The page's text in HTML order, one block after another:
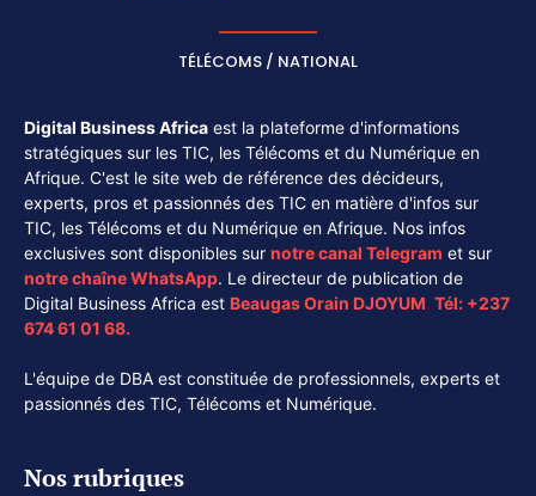
TÉLÉCOMS / NATIONAL
Digital Business Africa est la plateforme d'informations
stratégiques sur les TIC, les Télécoms et du Numérique en
Afrique. C'est le site web de référence des décideurs,
experts, pros et passionnés des TIC en matière d'infos sur
TIC, les Télécoms et du Numérique en Afrique. Nos infos
exclusives sont disponibles sur notre canal Telegram et sur
notre chaîneWhatsApp. Le directeur de publication de
Digital Business Africa est Beaugas Orain DJOYUM. Tél: +237
674 61 01 68.
L'équipe de DBA est constituée de professionnels, experts et
passionnés des TIC, Télécoms et Numérique.
Nos rubriques